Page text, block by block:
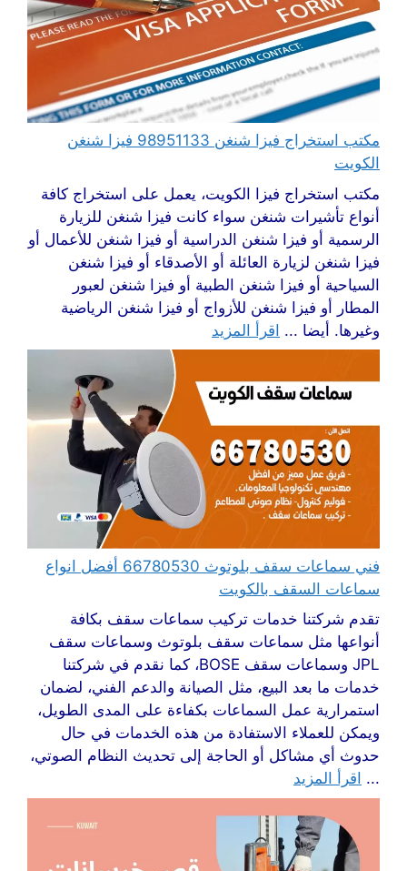
مكتب استخراج فيزا شنغن 98951133 فيزا شنغن
الكويت
مكتب استخراج فيزا الكويت، يعمل على استخراج كافة
أنواع تأشيرات شنغن سواء كانت فيزا شنغن للزيارة
الرسمية أو فيزا شنغن الدراسية أو فيزا شنغن للأعمال أو
فيزا شنغن لزيارة العائلة أو الأصدقاء أو فيزا شنغن
السياحية أو فيزا شنغن الطبية أو فيزا شنغن لعبور
المطار أو فيزا شنغن للأزواج أو فيزا شنغن الرياضية
وغيرها. أيضا ... اقرأ المزيد
فني سماعات سقف بلوتوث 66780530 أفضل انواع
سماعات السقف بالكويت
تقدم شركتنا خدمات تركيب سماعات سقف بكافة
أنواعها مثل سماعات سقف بلوتوث وسماعات سقف
JPL وسماعات سقف BOSE، كما نقدم في شركتنا
خدمات ما بعد البيع، مثل الصيانة والدعم الفني، لضمان
استمرارية عمل السماعات بكفاءة على المدى الطويل،
ويمكن للعملاء الاستفادة من هذه الخدمات في حال
حدوث أي مشاكل أو الحاجة إلى تحديث النظام الصوتي،
... اقرأ المزيد